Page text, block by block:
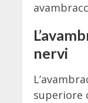
nervi
superiore